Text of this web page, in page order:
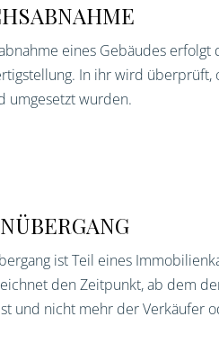
eines Gebäudes
In ihr wird
umgesetzt wurden.
ist Teil eines
den Zeitpunkt, ab dem
und nicht mehr der Verkäufer